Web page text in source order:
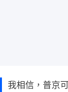
我相信，普京